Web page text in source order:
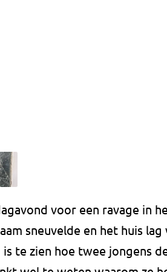
voor een ravage in
sneuvelde en het huis
te zien hoe twee jongens